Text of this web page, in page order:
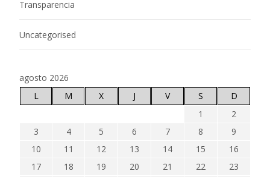
Transparencia
Uncategorised
agosto 2026
L
M X J V S
D
1
2
3
4 5 6 7 8
9
10
11 12 13 14 15
16
17
18 19 20 21 22
23